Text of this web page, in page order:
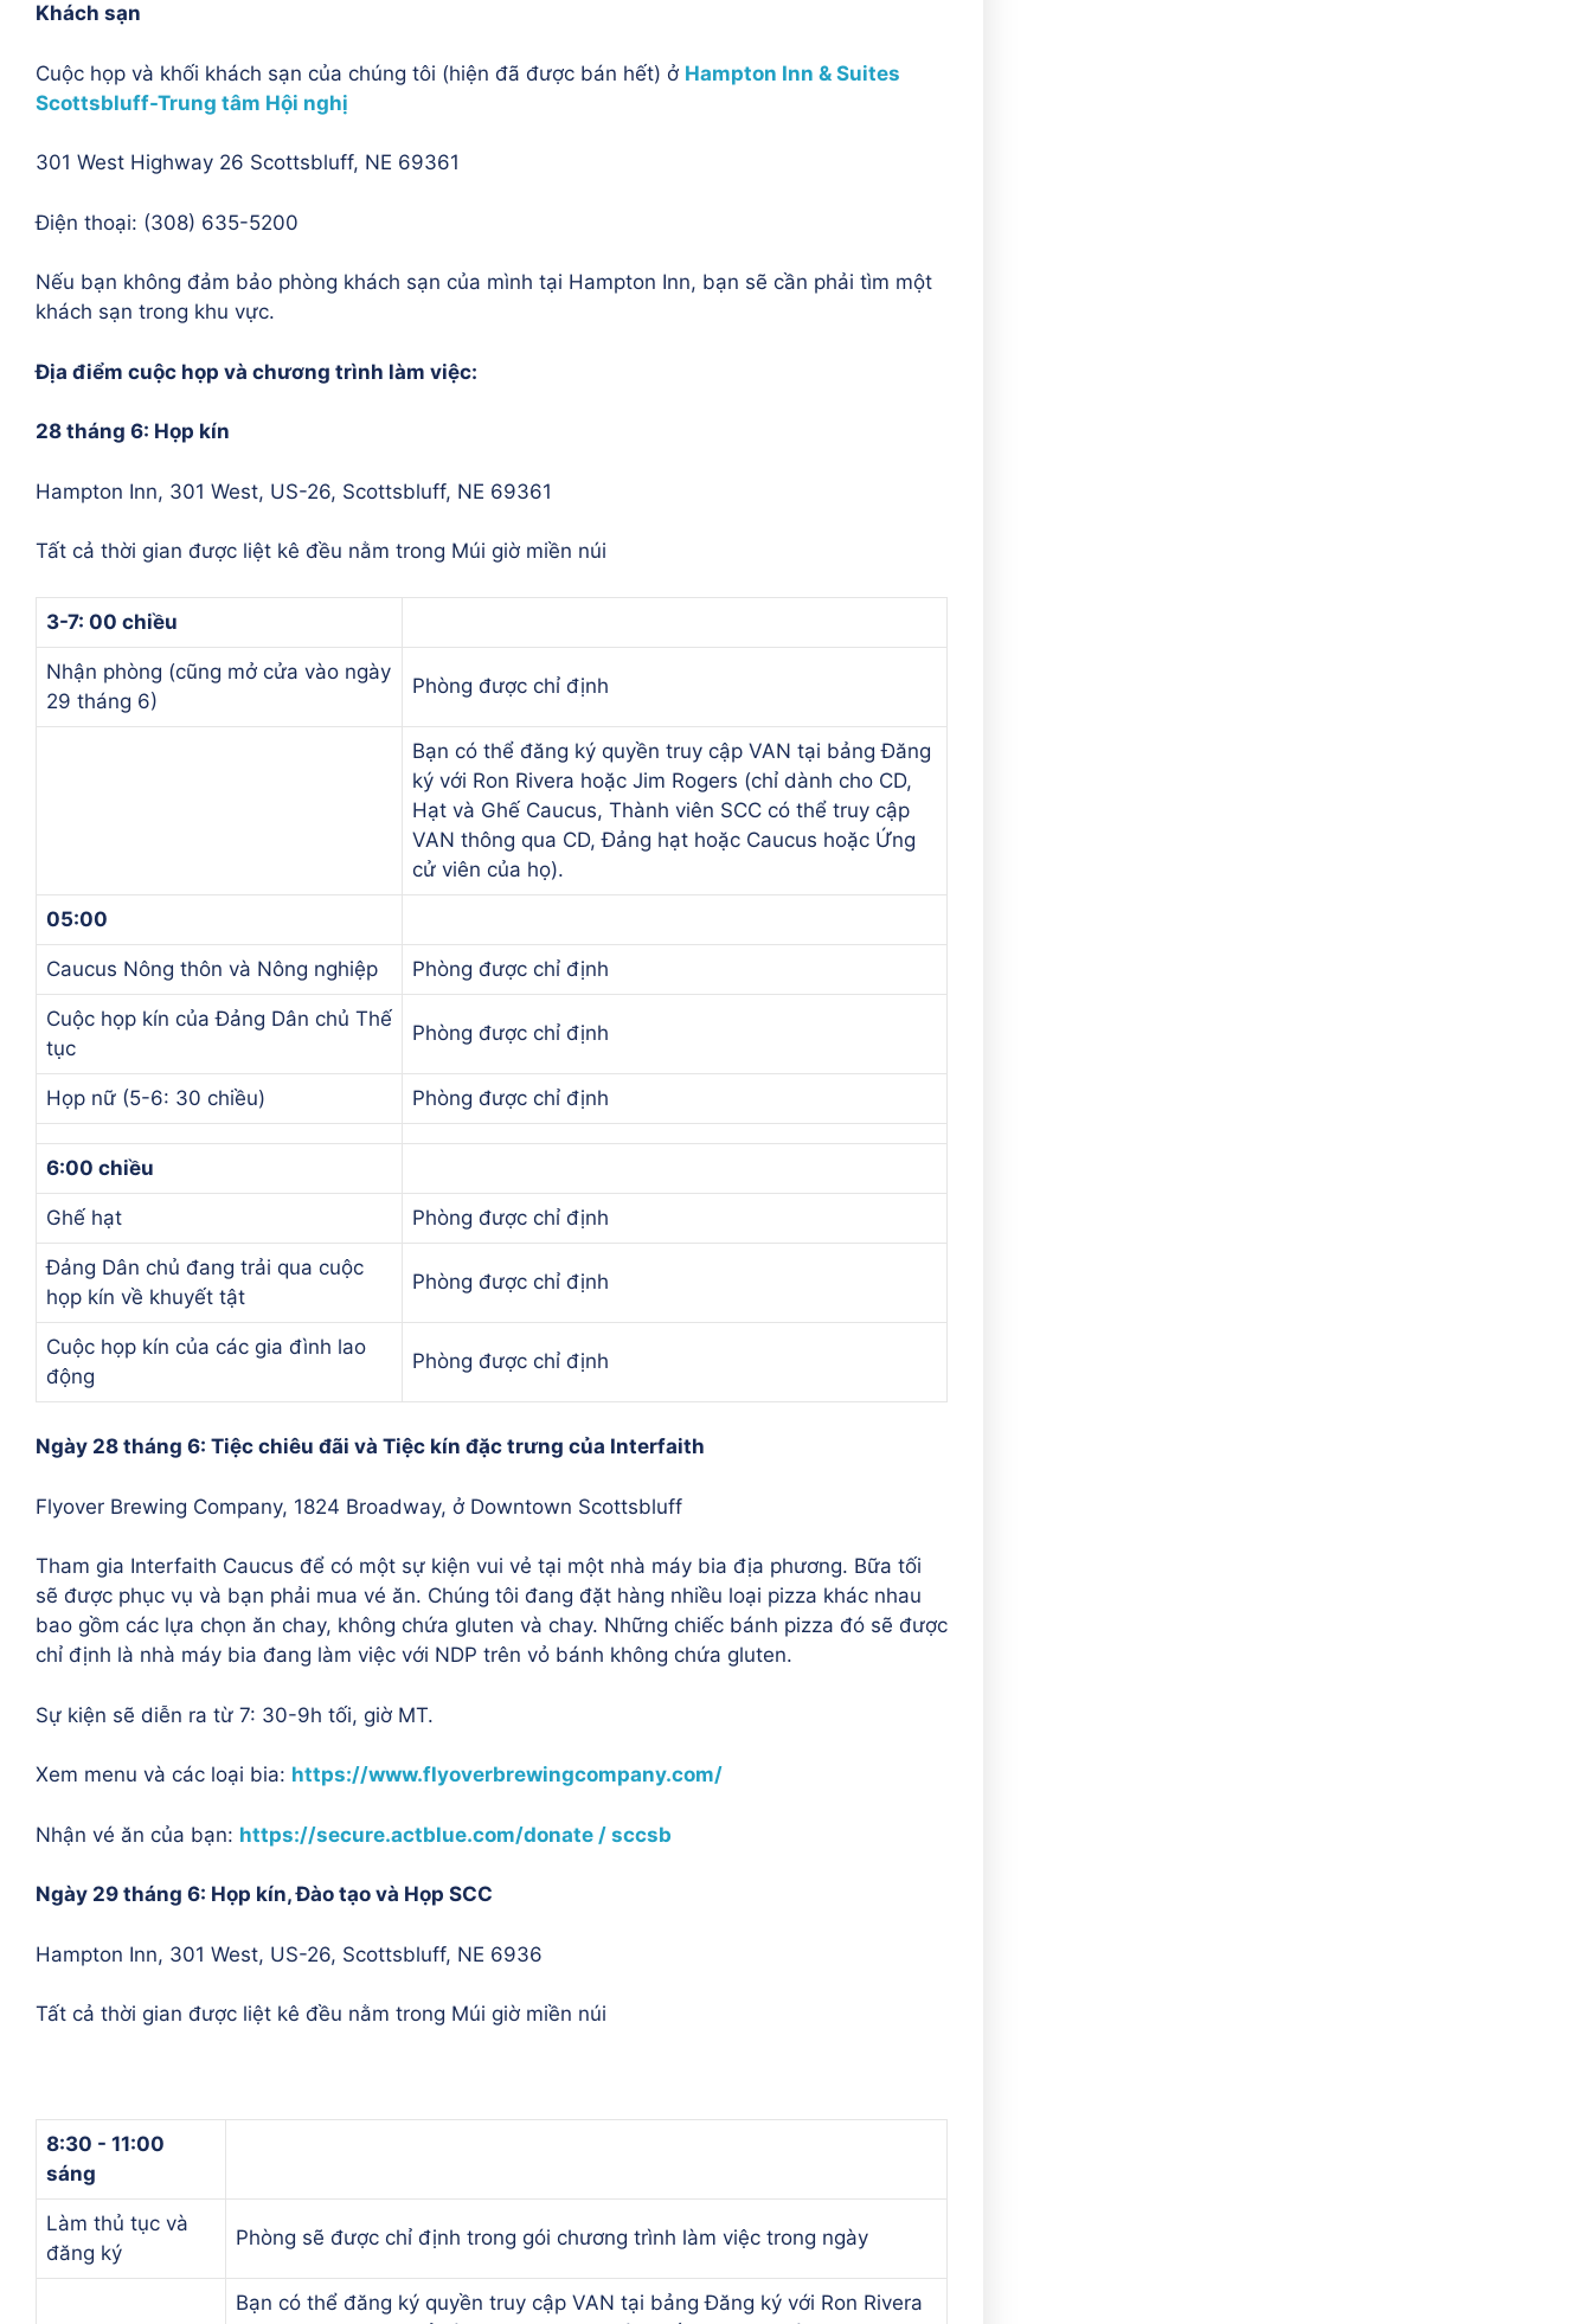
Khách sạn
Cuộc họp và khối khách sạn của chúng tôi (hiện đã được bán hết) ở Hampton Inn & Suites
Scottsbluff-Trung tâm Hội nghị
301 West Highway 26 Scottsbluff, NE 69361
Điện thoại: (308) 635-5200
Nếu bạn không đảm bảo phòng khách sạn của mình tại Hampton Inn, bạn sẽ cần phải tìm một
khách sạn trong khu vực.
Địa điểm cuộc họp và chương trình làm việc:
28 tháng 6: Họp kín
Hampton Inn, 301 West, US-26, Scottsbluff, NE 69361
Tất cả thời gian được liệt kê đều nằm trong Múi giờ miền núi
3-7: 00 chiều
Nhận phòng (cũng mở cửa vào ngày
29 tháng 6)
Phòng được chỉ định
Bạn có thể đăng ký quyền truy cập VAN tại bảng Đăng
ký với Ron Rivera hoặc Jim Rogers (chỉ dành cho CD,
Hạt và Ghế Caucus, Thành viên SCC có thể truy cập
VAN thông qua CD, Đảng hạt hoặc Caucus hoặc Ứng
cử viên của họ).
05:00
Caucus Nông thôn và Nông nghiệp Phòng được chỉ định
Cuộc họp kín của Đảng Dân chủ Thế
tục
Phòng được chỉ định
Họp nữ (5-6: 30 chiều) Phòng được chỉ định
6:00 chiều
Ghế hạt Phòng được chỉ định
Đảng Dân chủ đang trải qua cuộc
họp kín về khuyết tật
Phòng được chỉ định
Cuộc họp kín của các gia đình lao
động
Phòng được chỉ định
Ngày 28 tháng 6: Tiệc chiêu đãi và Tiệc kín đặc trưng của Interfaith
Flyover Brewing Company, 1824 Broadway, ở Downtown Scottsbluff
Tham gia Interfaith Caucus để có một sự kiện vui vẻ tại một nhà máy bia địa phương. Bữa tối
sẽ được phục vụ và bạn phải mua vé ăn. Chúng tôi đang đặt hàng nhiều loại pizza khác nhau
bao gồm các lựa chọn ăn chay, không chứa gluten và chay. Những chiếc bánh pizza đó sẽ được
chỉ định là nhà máy bia đang làm việc với NDP trên vỏ bánh không chứa gluten.
Sự kiện sẽ diễn ra từ 7: 30-9h tối, giờ MT.
Xem menu và các loại bia: https://www.flyoverbrewingcompany.com/
Nhận vé ăn của bạn: https://secure.actblue.com/donate / sccsb
Ngày 29 tháng 6: Họp kín, Đào tạo và Họp SCC
Hampton Inn, 301 West, US-26, Scottsbluff, NE 6936
Tất cả thời gian được liệt kê đều nằm trong Múi giờ miền núi
8:30 - 11:00
sáng
Làm thủ tục và
đăng ký
Phòng sẽ được chỉ định trong gói chương trình làm việc trong ngày
Bạn có thể đăng ký quyền truy cập VAN tại bảng Đăng ký với Ron Rivera